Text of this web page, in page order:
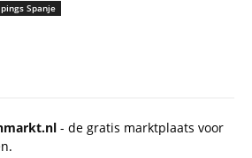
Spanje
- de gratis marktplaats voor